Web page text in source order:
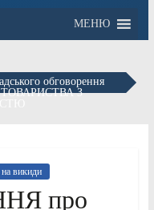
МЕНЮ
обговорення
ТОВАРИСТВА З
викиди
про